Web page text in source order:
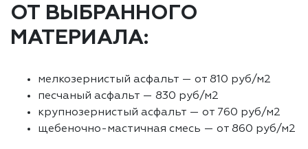
ОТ ВЫБРАННОГО
МАТЕРИАЛА:
мелкозернистый асфальт — от 810 руб/м2
песчаный асфальт — 830 руб/м2
крупнозернистый асфальт — от 760 руб/м2
щебеночно-мастичная смесь — от 860 руб/м2